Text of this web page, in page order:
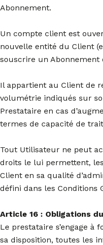
Abonnement.
Un compte client est
nouvelle entité du Client
souscrire un Abonnement
Il appartient au Client de
volumétrie indiqués sur
Prestataire en cas
termes de capacité de
Tout Utilisateur ne peut
droits le lui permettent,
Client en sa qualité
défini dans les Conditions
Article 16 : Obligations
Le prestataire s’engage
sa disposition, toutes les